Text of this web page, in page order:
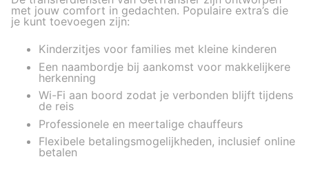
met jouw comfort in gedachten. Populaire extra’s die
je kunt toevoegen zijn:
Kinderzitjes voor families met kleine kinderen
Een naambordje bij aankomst voor makkelijkere
herkenning
Wi-Fi aan boord zodat je verbonden blijft tijdens
de reis
Professionele en meertalige chauffeurs
Flexibele betalingsmogelijkheden, inclusief online
betalen